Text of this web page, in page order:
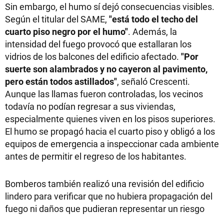
Sin embargo, el humo sí dejó consecuencias visibles.
Según el titular del SAME, "está todo el techo del
cuarto piso negro por el humo". Además, la
intensidad del fuego provocó que estallaran los
vidrios de los balcones del edificio afectado. "Por
suerte son alambrados y no cayeron al pavimento,
pero están todos astillados", señaló Crescenti.
Aunque las llamas fueron controladas, los vecinos
todavía no podían regresar a sus viviendas,
especialmente quienes viven en los pisos superiores.
El humo se propagó hacia el cuarto piso y obligó a los
equipos de emergencia a inspeccionar cada ambiente
antes de permitir el regreso de los habitantes.
Bomberos también realizó una revisión del edificio
lindero para verificar que no hubiera propagación del
fuego ni daños que pudieran representar un riesgo